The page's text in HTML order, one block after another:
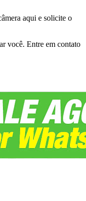
aqui e solicite o
você. Entre em contato